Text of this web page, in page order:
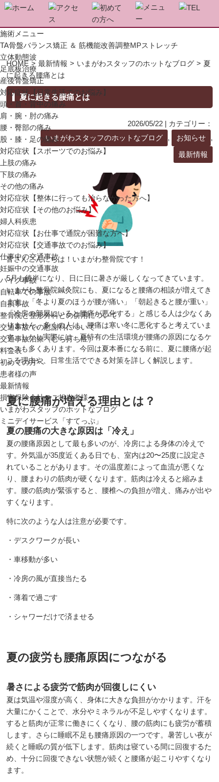
施術メニュー
TA骨盤バランス矯正 ＆ 筋機能改善調整MPストレッチ
立体動態波
足底板治療
産後骨盤矯正
対応症状【日常生活でのお悩み】
頭・首・背中の痛み
肩・腕・肘の痛み
腰・臀部の痛み
股・膝・足の痛み
対応症状【スポーツでのお悩み】
上肢の痛み
下肢の痛み
その他の痛み
対応症状【整体に行っても治らなかった方へ】
対応症状【その他のお悩み】
婦人科疾患
対応症状【お仕事で通院が困難な方へ】
対応症状【交通事故でのお悩み】
仕事中の交通事故
妊娠中の交通事故
バイク事故
自転車での事故
自損事故
整骨院と整形外科との併用について
交通事故での慰謝料について
交通事故治療（むち打ち症）
料金表
初めての方へ
患者様の声
最新情報
損害保険会社のご担当者様へ
いまがわスタッフのホットなブログ
ミニデイサービス「すてっぷ」
HOME > 最新情報 > いまがわスタッフのホットなブログ > 夏
に起きる腰痛とは
夏に起きる腰痛とは
2026/05/22 | カテゴリー：
いまがわスタッフのホットなブログ
, お知らせ
,
最新情報
皆さんこんにちは！いまがわ整骨院です！
5月も後半になり、日に日に暑さが厳しくなってきています。
いまがわ整骨院鍼灸院にも、夏になると腰痛の相談が増えてき
ます。「冬より夏のほうが腰が痛い」「朝起きると腰が重い」
「冷房の部屋にいると腰痛が悪化する」と感じる人は少なくあ
りません。多くの人は、腰痛は寒い冬に悪化すると考えていま
す。しかし実際には、夏特有の生活環境が腰痛の原因になるケ
ースも多くあります。今回は夏本番になる前に、夏に腰痛が起
こる理由や、日常生活でできる対策を詳しく解説します。
夏に腰痛が増える理由とは？
夏の腰痛の大きな原因は「冷え」
夏の腰痛原因として最も多いのが、冷房による身体の冷えで
す。外気温が35度近くある日でも、室内は20〜25度に設定さ
れていることがあります。その温度差によって血流が悪くな
り、腰まわりの筋肉が硬くなります。筋肉は冷えると縮みま
す。腰の筋肉が緊張すると、腰椎への負担が増え、痛みが出や
すくなります。
特に次のような人は注意が必要です。
・デスクワークが長い
・車移動が多い
・冷房の風が直接当たる
・薄着で過ごす
・シャワーだけで済ませる
夏の疲労も腰痛原因につながる
暑さによる疲労で筋肉が回復しにくい
夏は気温や湿度が高く、身体に大きな負担がかかります。汗を
大量にかくことで、水分やミネラルが不足しやすくなります。
すると筋肉が正常に働きにくくなり、腰の筋肉にも疲労が蓄積
します。さらに睡眠不足も腰痛原因の一つです。暑苦しい夜が
続くと睡眠の質が低下します。筋肉は寝ている間に回復するた
め、十分に回復できない状態が続くと腰痛が起こりやすくなり
ます。